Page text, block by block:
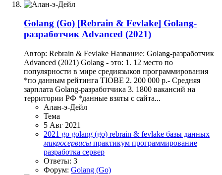
Golang (Go) [Rebrain & Fevlake] Golang-
разработчик Advanced (2021)
Автор: Rebrain & Fevlake Название: Golang-разработчик
Advanced (2021) Golang - это: 1. 12 место по
популярности в мире средиязыков программирования
*по данным рейтинга TIOBE 2. 200 000 р.- Средняя
зарплата Golang-разработчика 3. 1800 вакансий на
территории РФ *данные взяты с сайта...
Алан-э-Дейл
Тема
5 Авг 2021
2021 go golang (go) rebrain & fevlake базы данных
микросервисы практикум программирование
разработка сервер
Ответы: 3
Форум: Golang (Go)